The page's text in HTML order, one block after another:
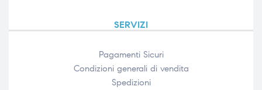
SERVIZI
Pagamenti Sicuri
Condizioni generali di vendita
Spedizioni